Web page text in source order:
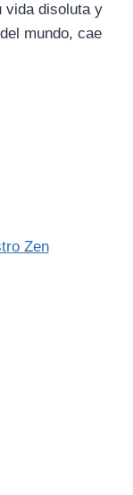
vida disoluta y
mundo, cae
Zen